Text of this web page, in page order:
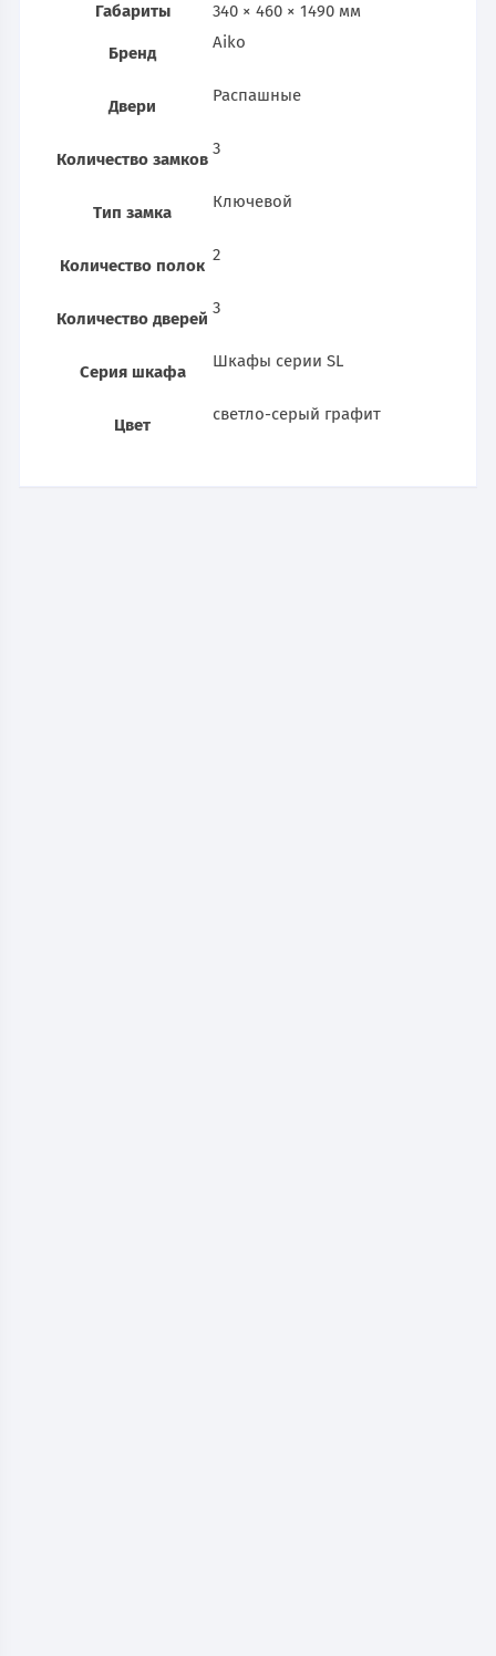
Габариты
340 × 460 × 1490 мм
Бренд
Aiko
Двери
Распашные
Количество замков
3
Тип замка
Ключевой
Количество полок
2
Количество дверей
3
Серия шкафа
Шкафы серии SL
Цвет
светло-серый графит